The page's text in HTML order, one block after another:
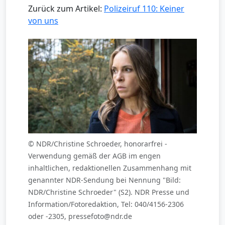
Zurück zum Artikel: Polizeiruf 110: Keiner
von uns
© NDR/Christine Schroeder, honorarfrei -
Verwendung gemäß der AGB im engen
inhaltlichen, redaktionellen Zusammenhang mit
genannter NDR-Sendung bei Nennung "Bild:
NDR/Christine Schroeder" (S2). NDR Presse und
Information/Fotoredaktion, Tel: 040/4156-2306
oder -2305, pressefoto@ndr.de